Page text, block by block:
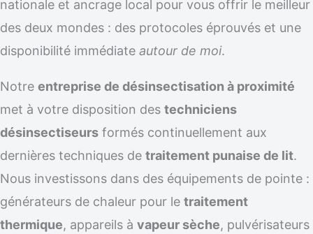
nationale et ancrage local pour vous offrir le meilleur
des deux mondes : des protocoles éprouvés et une
disponibilité immédiate autour de moi.
Notre entreprise de désinsectisation à proximité
met à votre disposition des techniciens
désinsectiseurs formés continuellement aux
dernières techniques de traitement punaise de lit.
Nous investissons dans des équipements de pointe :
générateurs de chaleur pour le traitement
thermique, appareils à vapeur sèche, pulvérisateurs